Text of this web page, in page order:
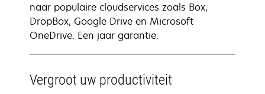
naar populaire cloudservices zoals Box,
DropBox, Google Drive en Microsoft
OneDrive. Een jaar garantie.
Vergroot uw productiviteit